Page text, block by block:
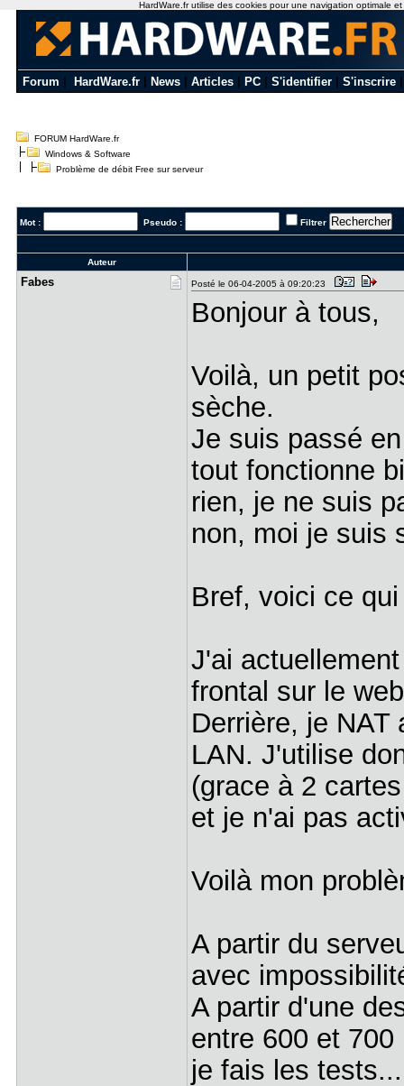
Forum HardWare.fr News Articles PC S'identifier S'inscrire
FORUM HardWare.fr
Windows & Software
Problème de débit Free sur serveur
Mot : Pseudo : Filtrer
Auteur
Fabes Posté le 06-04-2005 à 09:20:23
Bonjour à tous,
Voilà, un petit
sèche.
Je suis passé
tout fonctionne
rien, je ne suis
non, moi je suis
Bref, voici ce
J'ai
frontal sur le
Derrière, je NAT
LAN. J'utilise
(grace à 2
et je n'ai pas
Voilà mon
A partir du
avec
A partir d'une
entre 600 et
je fais les tests...
HardWare.fr utilise des cookies pour une navigation optimale